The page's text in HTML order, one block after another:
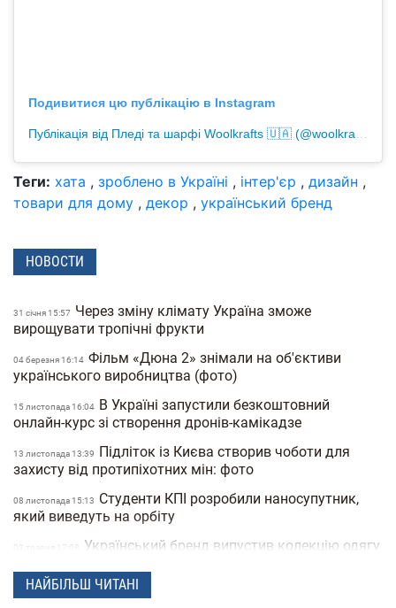
Подивитися цю публікацію в Instagram
Публікація від Пледі та шарфі Woolkrafts 🇺🇦 (@woolkrafts)
Теги: хата , зроблено в Україні , інтер'єр , дизайн ,
товари для дому , декор , український бренд
НОВОСТИ
31 сiчня 15:57
Через зміну клімату Україна зможе
вирощувати тропічні фрукти
04 березня 16:14 Фільм «Дюна 2» знімали на об'єктиви
українського виробництва (фото)
15 листопада 16:04 В Україні запустили безкоштовний
онлайн-курс зі створення дронів-камікадзе
13 листопада 13:39
Підліток із Києва створив чоботи для
захисту від протипіхотних мін: фото
08 листопада 15:13
Студенти КПІ розробили наносупутник,
який виведуть на орбіту
02 травня 17:08
Український бренд випустив колекцію одягу
Український бренд створив худі до
НАЙБІЛЬШ ЧИТАНІ